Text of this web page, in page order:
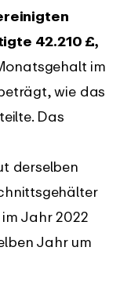
42.210 £,
im
wie das
Das
derselben
Jahr 2022
Jahr um